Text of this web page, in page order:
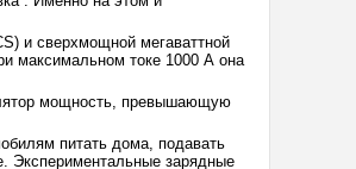
и сверхмощной мегаваттной
максимальном токе 1000 А она
мощность, превышающую
питать дома, подавать
Экспериментальные зарядные